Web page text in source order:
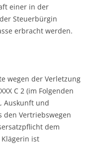
einer in der
Steuerbürgin
erbracht werden.
wegen der Verletzung
C 2 (im Folgenden
Auskunft und
den Vertriebswegen
dem
ist